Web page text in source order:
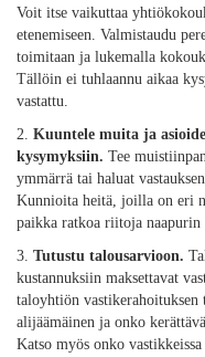
Voit itse vaikuttaa
etenemiseen. Valmistaudu
toimitaan ja lukemalla
Tällöin ei tuhlaannu aikaa
vastattu.
2. Kuuntele muita ja
kysymyksiin. Tee
ymmärrä tai haluat
Kunnioita heitä, joilla on eri
paikka ratkoa riitoja naapurin
3. Tutustu talousarvioon.
kustannuksiin maksettavat
taloyhtiön
alijäämäinen ja onko
Katso myös onko